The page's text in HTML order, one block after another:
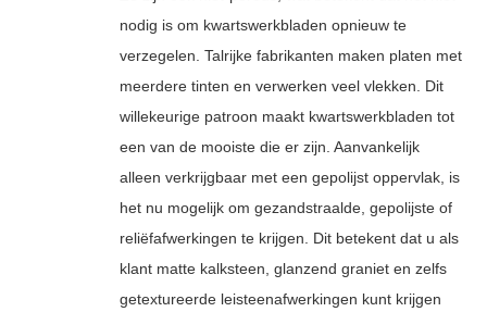
nodig is om kwartswerkbladen opnieuw te
verzegelen. Talrijke fabrikanten maken platen met
meerdere tinten en verwerken veel vlekken. Dit
willekeurige patroon maakt kwartswerkbladen tot
een van de mooiste die er zijn. Aanvankelijk
alleen verkrijgbaar met een gepolijst oppervlak, is
het nu mogelijk om gezandstraalde, gepolijste of
reliëfafwerkingen te krijgen. Dit betekent dat u als
klant matte kalksteen, glanzend graniet en zelfs
getextureerde leisteenafwerkingen kunt krijgen